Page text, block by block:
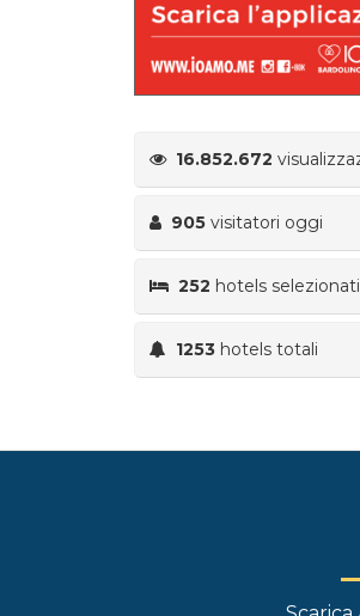
16.852.672
905 visitatori oggi
252 hotels selezionati
1253 hotels totali